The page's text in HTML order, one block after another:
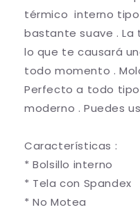
térmico interno
bastante suave . La
lo que te causará
todo momento .
Perfecto a todo
moderno . Puedes
Características :
* Bolsillo interno
* Tela con Spandex
* No Motea